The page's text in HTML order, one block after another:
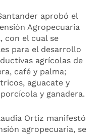
aprobó el
Agropecuaria
con el cual se
para el desarrollo
agrícolas de
café y palma;
aguacate y
y ganadera.
Ortiz manifestó
agropecuaria, se